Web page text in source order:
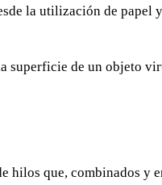
la utilización de papel
superficie de un objeto
hilos que, combinados y